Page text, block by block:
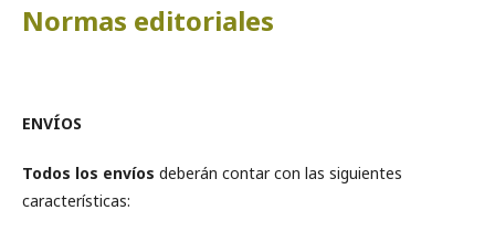
Normas editoriales
ENVÍOS
Todos los envíos deberán contar con las siguientes
características: